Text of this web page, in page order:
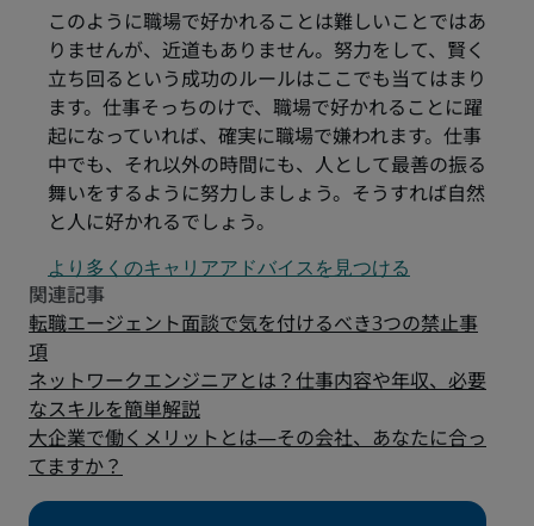
このように職場で好かれることは難しいことではあ
りませんが、近道もありません。努力をして、賢く
立ち回るという成功のルールはここでも当てはまり
ます。仕事そっちのけで、職場で好かれることに躍
起になっていれば、確実に職場で嫌われます。仕事
中でも、それ以外の時間にも、人として最善の振る
舞いをするように努力しましょう。そうすれば自然
と人に好かれるでしょう。
より多くのキャリアアドバイスを見つける
転職エージェント面談で気を付けるべき3つの禁止事
項
ネットワークエンジニアとは？仕事内容や年収、必要
なスキルを簡単解説
大企業で働くメリットとは―その会社、あなたに合っ
てますか？